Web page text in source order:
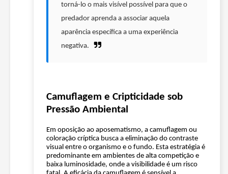
torná-lo o mais visível possível para que o
predador aprenda a associar aquela
aparência específica a uma experiência
negativa.
Camuflagem e Cripticidade sob
Pressão Ambiental
Em oposição ao aposematismo, a camuflagem ou
coloração críptica busca a eliminação do contraste
visual entre o organismo e o fundo. Esta estratégia é
predominante em ambientes de alta competição e
baixa luminosidade, onde a visibilidade é um risco